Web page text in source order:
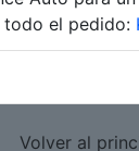
todo el pedido:
Volver al